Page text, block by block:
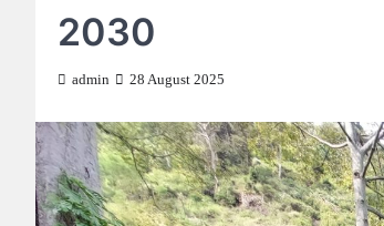
2030
admin 28 August 2025